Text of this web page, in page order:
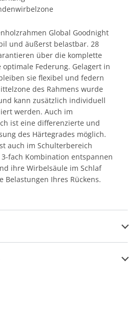
Global Goodnight
und äußerst belastbar. 28
über die komplette
Federung. Gelagert in
sie flexibel und federn
des Rahmens wurde
kann zusätzlich individuell
werden. Auch im
ist eine differenzierte und
des Härtegrades möglich.
auch im Schulterbereich
fach Kombination entspannen
ihre Wirbelsäule im Schlaf
Belastungen Ihres Rückens.